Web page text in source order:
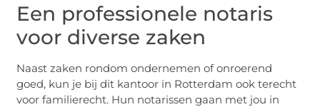
Een professionele notaris
voor diverse zaken
Naast zaken rondom ondernemen of onroerend
goed, kun je bij dit kantoor in Rotterdam ook terecht
voor familierecht. Hun notarissen gaan met jou in